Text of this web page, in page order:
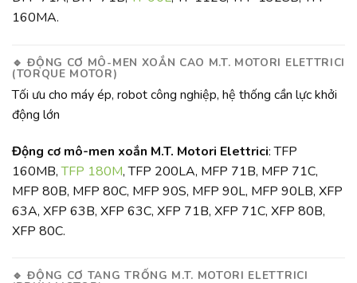
160MA.
🔹ĐỘNG CƠ MÔ-MEN XOẮN CAO M.T. MOTORI ELETTRICI
(TORQUE MOTOR)
Tối ưu cho máy ép, robot công nghiệp, hệ thống cần lực khởi
động lớn
Động cơ mô-men xoắn M.T. Motori Elettrici: TFP
160MB,TFP 180M, TFP 200LA, MFP 71B, MFP 71C,
MFP 80B, MFP 80C, MFP 90S, MFP 90L, MFP 90LB, XFP
63A, XFP 63B, XFP 63C, XFP 71B, XFP 71C, XFP 80B,
XFP 80C.
🔹ĐỘNG CƠ TANG TRỐNG M.T. MOTORI ELETTRICI